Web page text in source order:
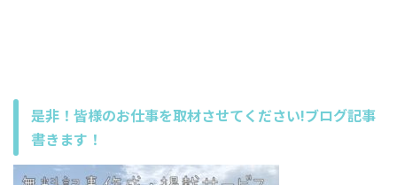
是非！皆様のお仕事を取材させてください!ブログ記事
書きます！